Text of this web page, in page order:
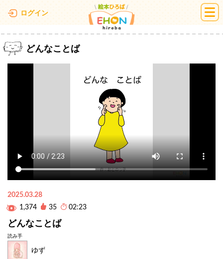
ログイン 絵本ひろば
どんなことば
2025.03.28
1,374
35 02:23
どんなことば
読み手
ゆず